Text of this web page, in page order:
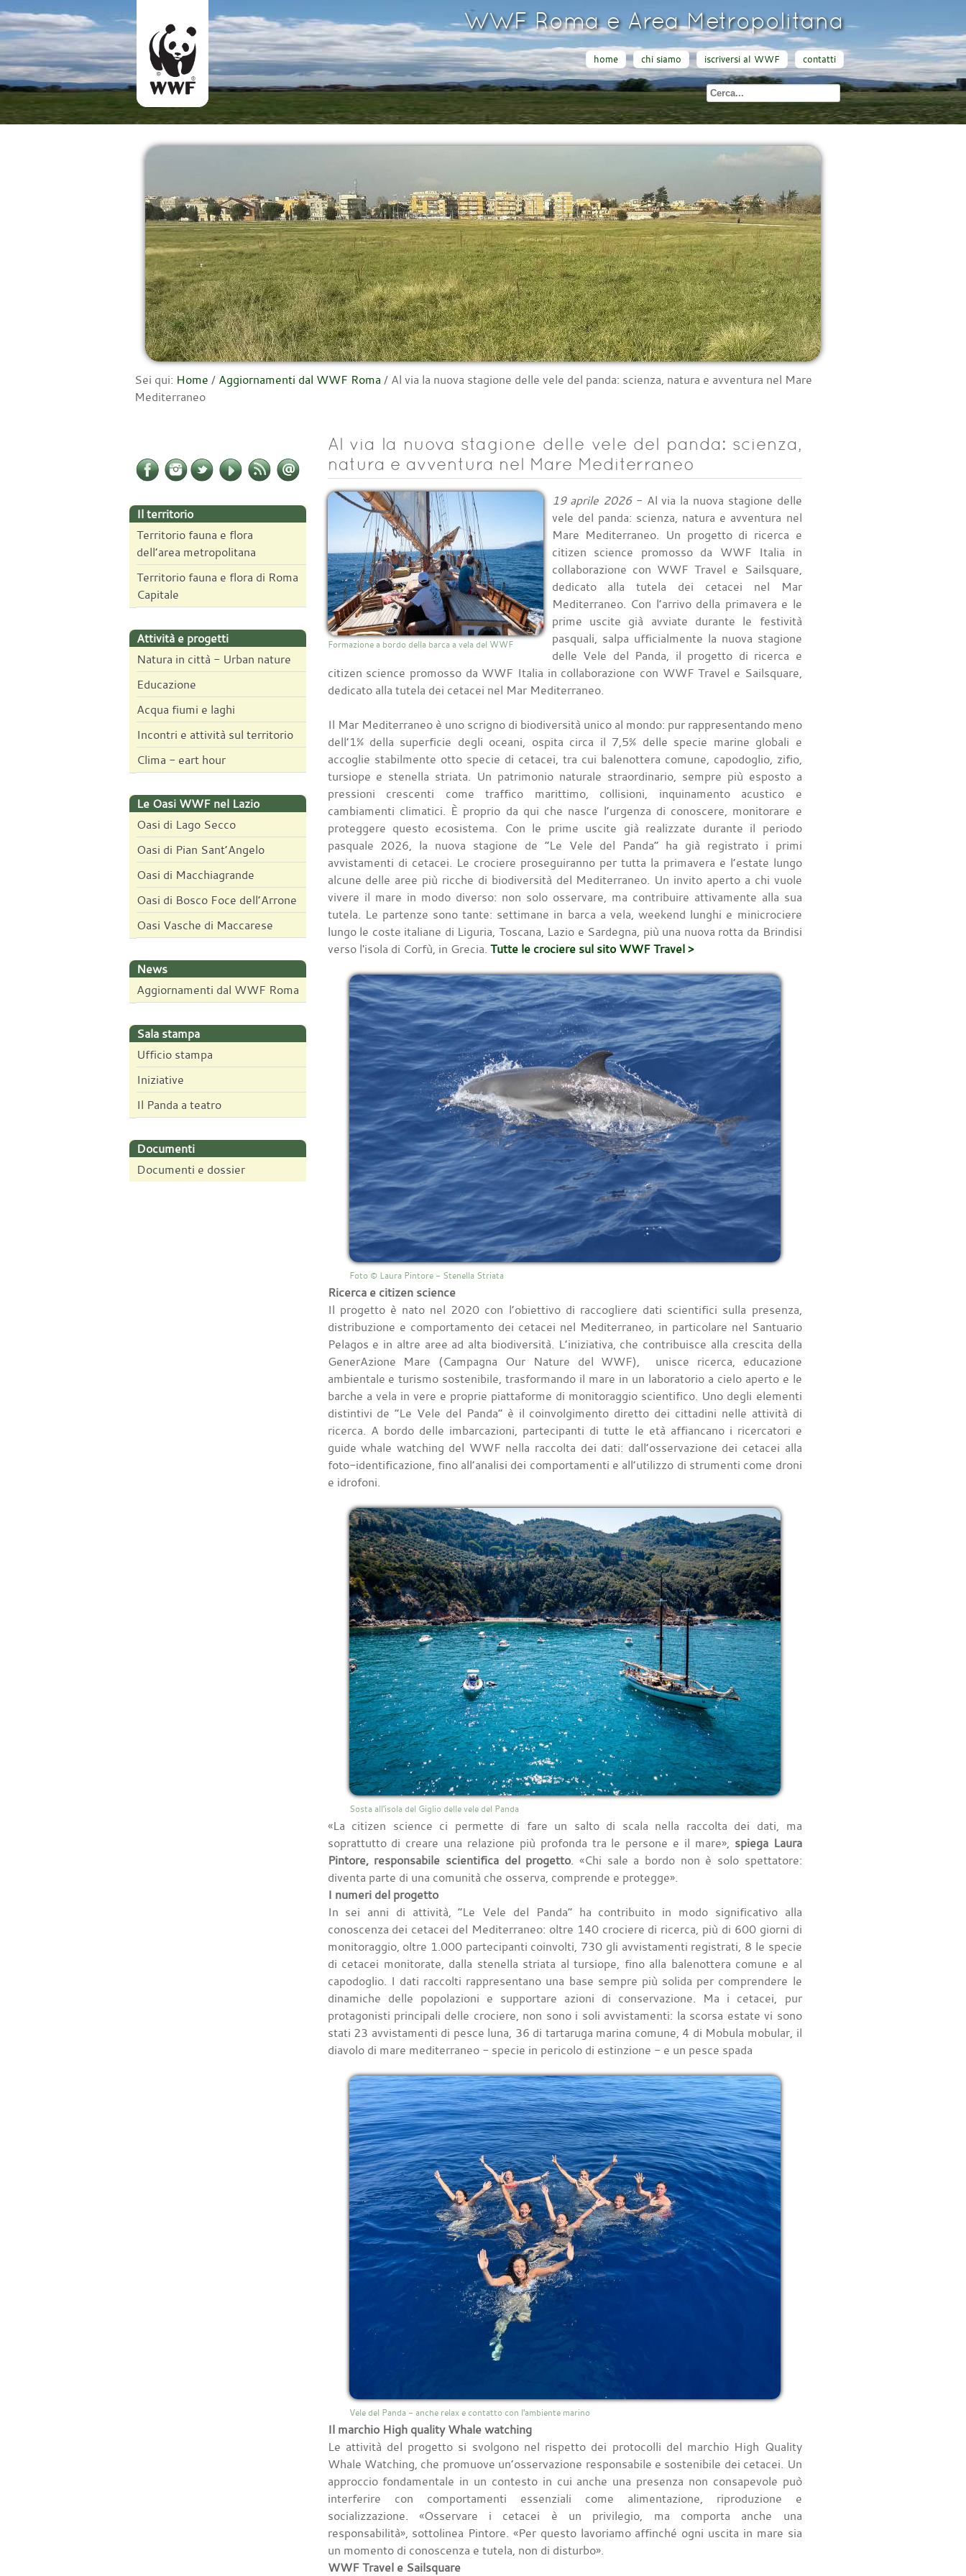
WWF Roma e Area Metropolitana
home chi siamo iscriversi al WWF contatti
Sei qui: Home / Aggiornamenti dal WWF Roma / Al via la nuova stagione delle vele del panda: scienza, natura e avventura nel Mare
Mediterraneo
Il territorio
Territorio fauna e flora
dell’area metropolitana
Territorio fauna e flora di Roma
Capitale
Attività e progetti
Natura in città - Urban nature
Educazione
Acqua fiumi e laghi
Incontri e attività sul territorio
Clima - eart hour
Le Oasi WWF nel Lazio
Oasi di Lago Secco
Oasi di Pian Sant’Angelo
Oasi di Macchiagrande
Oasi di Bosco Foce dell’Arrone
Oasi Vasche di Maccarese
News
Aggiornamenti dal WWF Roma
Sala stampa
Ufficio stampa
Iniziative
Il Panda a teatro
Documenti
Documenti e dossier
Al via la nuova stagione delle vele del panda: scienza,
natura e avventura nel Mare Mediterraneo
Formazione a bordo della barca a vela del WWF
19 aprile 2026- Al via la nuova stagione delle
vele del panda: scienza, natura e avventura nel
Mare Mediterraneo. Un progetto di ricerca e
citizen science promosso da WWF Italia in
collaborazione con WWF Travel e Sailsquare,
dedicato alla tutela dei cetacei nel Mar
Mediterraneo. Con l’arrivo della primavera e le
prime uscite già avviate durante le festività
pasquali, salpa ufficialmente la nuova stagione
delle Vele del Panda, il progetto di ricerca e
citizen science promosso da WWF Italia in collaborazione con WWF Travel e Sailsquare,
dedicato alla tutela dei cetacei nel Mar Mediterraneo.
Il Mar Mediterraneo è uno scrigno di biodiversità unico al mondo: pur rappresentando meno
dell’1% della superficie degli oceani, ospita circa il 7,5% delle specie marine globali e
accoglie stabilmente otto specie di cetacei, tra cui balenottera comune, capodoglio, zifio,
tursiope e stenella striata. Un patrimonio naturale straordinario, sempre più esposto a
pressioni crescenti come traffico marittimo, collisioni, inquinamento acustico e
cambiamenti climatici. È proprio da qui che nasce l’urgenza di conoscere, monitorare e
proteggere questo ecosistema. Con le prime uscite già realizzate durante il periodo
pasquale 2026, la nuova stagione de “Le Vele del Panda” ha già registrato i primi
avvistamenti di cetacei. Le crociere proseguiranno per tutta la primavera e l’estate lungo
alcune delle aree più ricche di biodiversità del Mediterraneo. Un invito aperto a chi vuole
vivere il mare in modo diverso: non solo osservare, ma contribuire attivamente alla sua
tutela. Le partenze sono tante: settimane in barca a vela, weekend lunghi e minicrociere
lungo le coste italiane di Liguria, Toscana, Lazio e Sardegna, più una nuova rotta da Brindisi
verso l'isola di Corfù, in Grecia. Tutte le crociere sul sito WWF Travel >
Foto © Laura Pintore - Stenella Striata
Ricerca e citizen science
Il progetto è nato nel 2020 con l’obiettivo di raccogliere dati scientifici sulla presenza,
distribuzione e comportamento dei cetacei nel Mediterraneo, in particolare nel Santuario
Pelagos e in altre aree ad alta biodiversità. L’iniziativa, che contribuisce alla crescita della
GenerAzione Mare (Campagna Our Nature del WWF), unisce ricerca, educazione
ambientale e turismo sostenibile, trasformando il mare in un laboratorio a cielo aperto e le
barche a vela in vere e proprie piattaforme di monitoraggio scientifico. Uno degli elementi
distintivi de “Le Vele del Panda” è il coinvolgimento diretto dei cittadini nelle attività di
ricerca. A bordo delle imbarcazioni, partecipanti di tutte le età affiancano i ricercatori e
guide whale watching del WWF nella raccolta dei dati: dall’osservazione dei cetacei alla
foto-identificazione, fino all’analisi dei comportamenti e all’utilizzo di strumenti come droni
e idrofoni.
Sosta all'isola del Giglio delle vele del Panda
«La citizen science ci permette di fare un salto di scala nella raccolta dei dati, ma
soprattutto di creare una relazione più profonda tra le persone e il mare», spiega Laura
Pintore, responsabile scientifica del progetto. «Chi sale a bordo non è solo spettatore:
diventa parte di una comunità che osserva, comprende e protegge».
I numeri del progetto
In sei anni di attività, “Le Vele del Panda” ha contribuito in modo significativo alla
conoscenza dei cetacei del Mediterraneo: oltre 140 crociere di ricerca, più di 600 giorni di
monitoraggio, oltre 1.000 partecipanti coinvolti, 730 gli avvistamenti registrati, 8 le specie
di cetacei monitorate, dalla stenella striata al tursiope, fino alla balenottera comune e al
capodoglio. I dati raccolti rappresentano una base sempre più solida per comprendere le
dinamiche delle popolazioni e supportare azioni di conservazione. Ma i cetacei, pur
protagonisti principali delle crociere, non sono i soli avvistamenti: la scorsa estate vi sono
stati 23 avvistamenti di pesce luna, 36 di tartaruga marina comune, 4 di Mobula mobular, il
diavolo di mare mediterraneo - specie in pericolo di estinzione - e un pesce spada
Vele del Panda - anche relax e contatto con l'ambiente marino
Il marchio High quality Whale watching
Le attività del progetto si svolgono nel rispetto dei protocolli del marchio High Quality
Whale Watching, che promuove un’osservazione responsabile e sostenibile dei cetacei. Un
approccio fondamentale in un contesto in cui anche una presenza non consapevole può
interferire con comportamenti essenziali come alimentazione, riproduzione e
socializzazione. «Osservare i cetacei è un privilegio, ma comporta anche una
responsabilità», sottolinea Pintore. «Per questo lavoriamo affinché ogni uscita in mare sia
un momento di conoscenza e tutela, non di disturbo».
WWF Travel e Sailsquare